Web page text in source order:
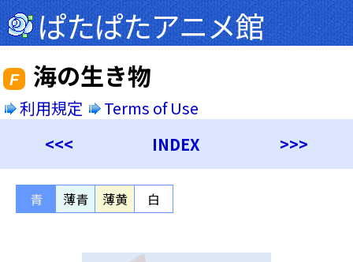
ぱたぱたアニメ館
F 海の生き物
利用規定
Terms of Use
<<<
INDEX >>>
青 薄青 薄黄 白